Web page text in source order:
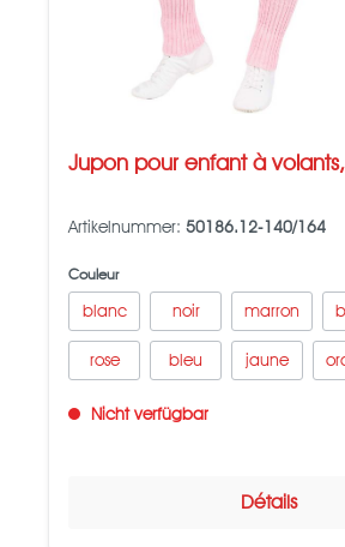
Jupon pour enfant à
Artikelnummer: 50186.12-140/164
Couleur
blanc noir marron
rose bleu jaune
Nicht verfügbar
Détails